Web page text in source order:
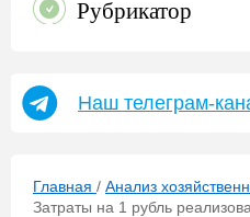
Рубрикатор
Наш телеграм-
Главная / Анализ
Затраты на 1 рубль